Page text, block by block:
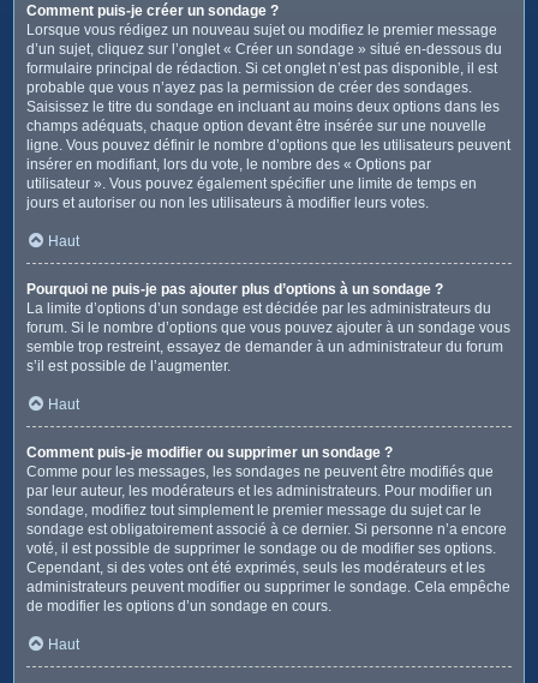
Comment puis-je créer un sondage ?
Lorsque vous rédigez un nouveau sujet ou modifiez le premier message
d’un sujet, cliquez sur l’onglet « Créer un sondage » situé en-dessous du
formulaire principal de rédaction. Si cet onglet n’est pas disponible, il est
probable que vous n’ayez pas la permission de créer des sondages.
Saisissez le titre du sondage en incluant au moins deux options dans les
champs adéquats, chaque option devant être insérée sur une nouvelle
ligne. Vous pouvez définir le nombre d’options que les utilisateurs peuvent
insérer en modifiant, lors du vote, le nombre des « Options par
utilisateur ». Vous pouvez également spécifier une limite de temps en
jours et autoriser ou non les utilisateurs à modifier leurs votes.
Haut
Pourquoi ne puis-je pas ajouter plus d’options à un sondage ?
La limite d’options d’un sondage est décidée par les administrateurs du
forum. Si le nombre d’options que vous pouvez ajouter à un sondage vous
semble trop restreint, essayez de demander à un administrateur du forum
s’il est possible de l’augmenter.
Haut
Comment puis-je modifier ou supprimer un sondage ?
Comme pour les messages, les sondages ne peuvent être modifiés que
par leur auteur, les modérateurs et les administrateurs. Pour modifier un
sondage, modifiez tout simplement le premier message du sujet car le
sondage est obligatoirement associé à ce dernier. Si personne n’a encore
voté, il est possible de supprimer le sondage ou de modifier ses options.
Cependant, si des votes ont été exprimés, seuls les modérateurs et les
administrateurs peuvent modifier ou supprimer le sondage. Cela empêche
de modifier les options d’un sondage en cours.
Haut